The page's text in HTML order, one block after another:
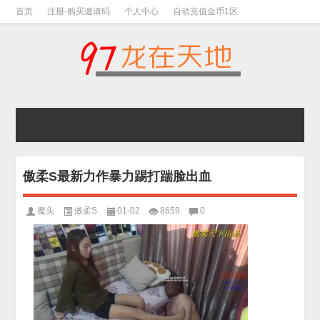
首页 注册-购买邀请码 个人中心 自动充值金币1区
傲柔S最新力作暴力踢打踹脸出血
魔头 傲柔S 01-02 8659 0